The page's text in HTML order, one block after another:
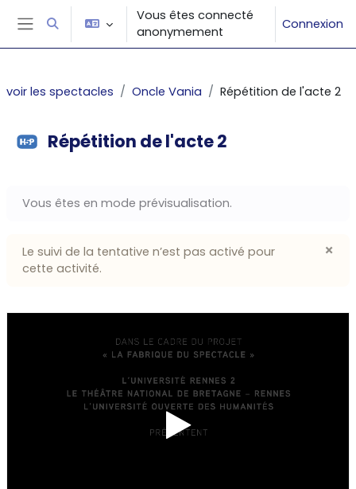
Passer au contenu principal
Panneau latéral
Activer/désactiver la saisie de recherche
Vous êtes connecté
anonymement
Connexion
voir les spectacles Oncle Vania Répétition de l'acte 2
Répétition de l'acte 2
Vous êtes en mode prévisualisation.
Le suivi de la tentative n’est pas activé pour
cette activité.
×